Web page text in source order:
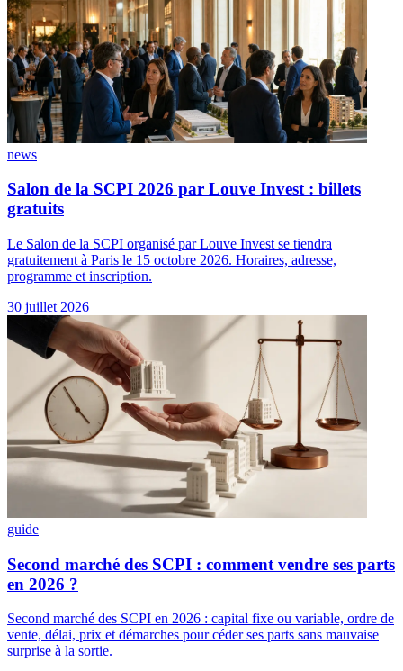
news
Salon de la SCPI 2026 par Louve Invest : billets
gratuits
Le Salon de la SCPI organisé par Louve Invest se tiendra
gratuitement à Paris le 15 octobre 2026. Horaires, adresse,
programme et inscription.
30 juillet 2026
guide
Second marché des SCPI : comment vendre ses parts
en 2026 ?
Second marché des SCPI en 2026 : capital fixe ou variable, ordre de
vente, délai, prix et démarches pour céder ses parts sans mauvaise
surprise à la sortie.